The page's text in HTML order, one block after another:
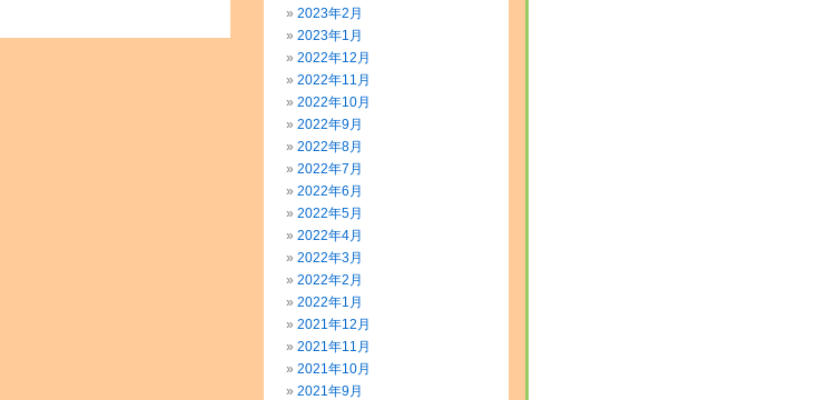
2023年2月
2023年1月
2022年12月
2022年11月
2022年10月
2022年9月
2022年8月
2022年7月
2022年6月
2022年5月
2022年4月
2022年3月
2022年2月
2022年1月
2021年12月
2021年11月
2021年10月
2021年9月